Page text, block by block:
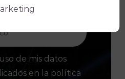
de mis datos
en la política